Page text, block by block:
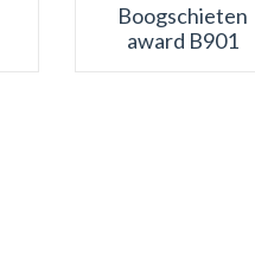
Boogschieten
award B901